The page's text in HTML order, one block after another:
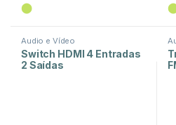
⬤
Audio e Vídeo
Switch HDMI 4 Entradas
2 Saídas